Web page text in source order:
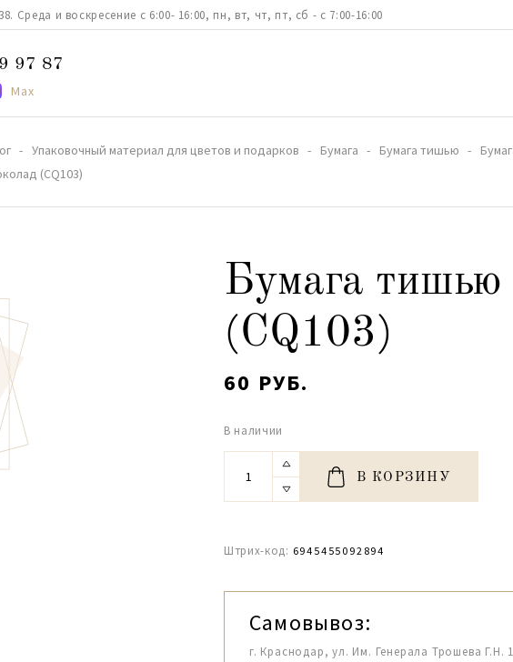
Среда и воскресение с 6:00- 16:00, пн, вт, чт, пт, сб - с 7:00-16:00
97 87
Max
Упаковочный материал для цветов и подарков Бумага Бумага тишью
(СQ103)
Бумага тишью
(СQ103)
60 РУБ.
В наличии
В КОРЗИНУ
Штрих-код: 6945455092894
Самовывоз:
г. Краснодар, ул. Им. Генерала Трошева Г.Н.